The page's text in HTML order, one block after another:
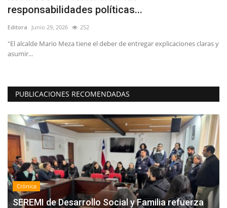
responsabilidades políticas...
Editora Junio 29, 2026 252
"El alcalde Mario Meza tiene el deber de entregar explicaciones claras y
asumir...
PUBLICACIONES RECOMENDADAS
Crónica
SEREMI de Desarrollo Social y Familia refuerza